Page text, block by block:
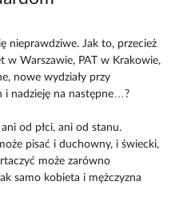
nieprawdziwe. Jak to, przecież
w Warszawie, PAT w Krakowie,
nowe wydziały przy
i nadzieję na następne…?
od płci, ani od stanu.
pisać i duchowny, i świecki,
może zarówno
samo kobieta i mężczyzna